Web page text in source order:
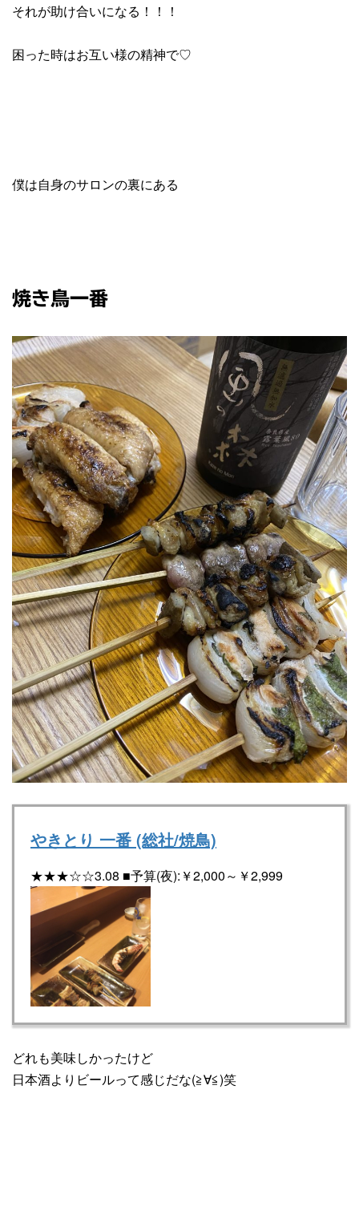
それが助け合いになる！！！
困った時はお互い様の精神で♡
僕は自身のサロンの裏にある
焼き鳥一番
やきとり 一番 (総社/焼鳥)
★★★☆☆3.08 ■予算(夜):￥2,000～￥2,999
どれも美味しかったけど
日本酒よりビールって感じだな(≧∀≦)笑